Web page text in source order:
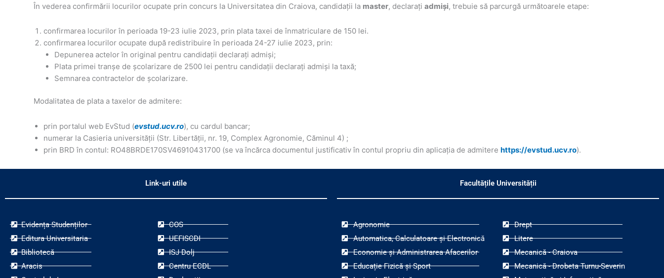
În vederea confirmării locurilor ocupate prin concurs la Universitatea din Craiova, candidații la master, declarați admiși, trebuie să parcurgă următoarele etape:
confirmarea locurilor în perioada 19-23 iulie 2023, prin plata taxei de înmatriculare de 150 lei.
confirmarea locurilor ocupate după redistribuire în perioada 24-27 iulie 2023, prin:
Depunerea actelor în original pentru candidaţii declaraţi admişi;
Plata primei tranșe de școlarizare de 2500 lei pentru candidații declarați admiși la taxă;
Semnarea contractelor de școlarizare.
Modalitatea de plata a taxelor de admitere:
prin portalul web EvStud (evstud.ucv.ro), cu cardul bancar;
numerar la Casieria universității (Str. Libertăţii, nr. 19, Complex Agronomie, Căminul 4) ;
prin BRD în contul: RO48BRDE170SV46910431700 (se va încărca documentul justificativ în contul propriu din aplicația de admitere https://evstud.ucv.ro).
Link-uri utile
Evidența Studenților
Editura Universitaria
Bibliotecă
Aracis
COS
UEFISCDI
ISJ Dolj
Centru ECDL
Facultățile Universității
Agronomie
Automatica, Calculatoare și Electronică
Economie și Administrarea Afacerilor
Educație Fizică și Sport
Drept
Litere
Mecanică - Craiova
Mecanică - Drobeta Turnu-Severin